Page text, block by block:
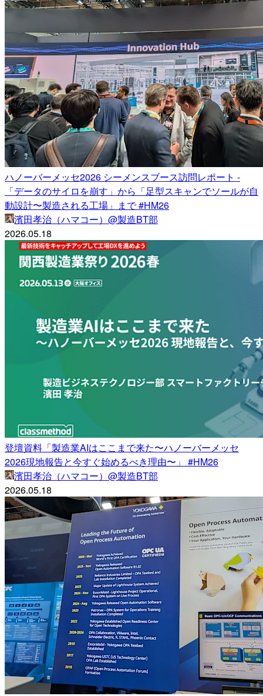
ハノーバーメッセ2026 シーメンスブース訪問レポート -
「データのサイロを崩す」から「足型スキャンでソールが自
動設計〜製造される工場」まで #HM26
濱田孝治（ハマコー）@製造BT部
2026.05.18
登壇資料「製造業AIはここまで来た〜ハノーバーメッセ
2026現地報告と今すぐ始めるべき理由〜」 #HM26
濱田孝治（ハマコー）@製造BT部
2026.05.18